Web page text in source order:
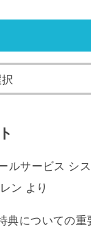
ルサービス シ
ン より
典についての